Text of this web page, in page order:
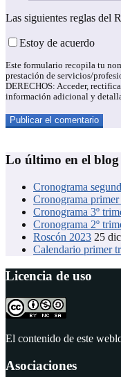
Las siguientes reglas del
Estoy de acuerdo
Este formulario recopila tu
prestación de servicios/
DERECHOS: Acceder,
información adicional y
Lo último en el blog
Cronograma
Cronograma
Cronograma 3º
Cronograma 2º
Roscón 2023 25
Calendario primer
Licencia de uso
El contenido de este
Asociaciones